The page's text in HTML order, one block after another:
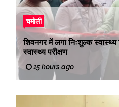
चमोली
शिवनगर में लगा निःशुल्क
स्वास्थ्य परीक्षण
15 hours ago